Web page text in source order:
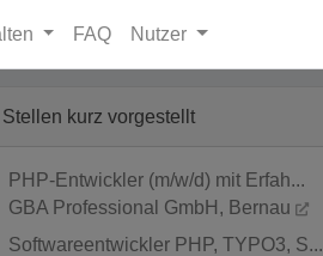
FAQ Nutzer
Stellen kurz vorgestellt
PHP-Entwickler (m/w/d) mit Erfah...
GBA Professional GmbH, Bernau
Softwareentwickler PHP, TYPO3, S...